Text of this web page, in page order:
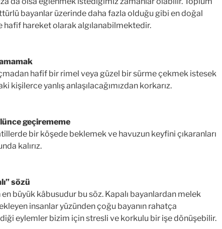
bayanlar üzerinde daha fazla olduğu gibi en doğal
hafif hareket olarak algılanabilmektedir.
hafif bir rimel veya güzel bir sürme çekmek istesek
kişilerce yanlış anlaşılacağımızdan korkarız.
geçirememe
bir köşede beklemek ve havuzun keyfini çıkaranları
kalırız.
sözü
büyük kâbusudur bu söz. Kapalı bayanlardan melek
insanlar yüzünden çoğu bayanın rahatça
eylemler bizim için stresli ve korkulu bir işe dönüşebilir.